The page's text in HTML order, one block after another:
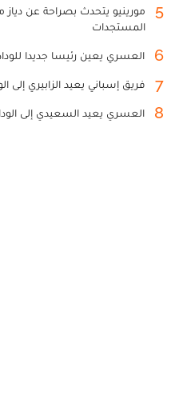
5
مورينيو يتحدث بصراحة عن
المستجدات
6 العسري يعين رئيسا جديدا
7 فريق إسباني يعيد الزابيري إلى
8 العسري يعيد السعيدي إلى